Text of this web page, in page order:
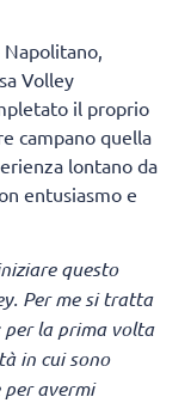
Volley
il proprio
campano quella
lontano da
entusiasmo e
questo
Per me si tratta
la prima volta
in cui sono
per avermi